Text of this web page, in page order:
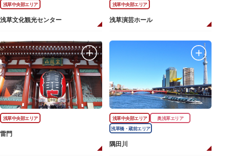
浅草中央部エリア
浅草文化観光センター
浅草中央部エリア
浅草演芸ホール
浅草中央部エリア
雷門
浅草中央部エリア
奥浅草エリア
浅草橋・蔵前エリア
隅田川